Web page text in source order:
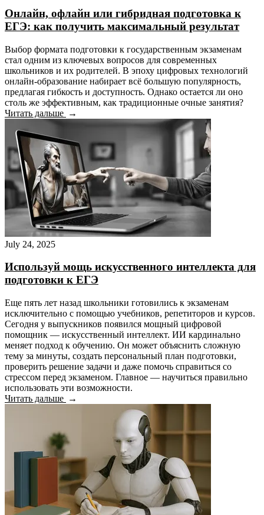
Онлайн, офлайн или гибридная подготовка к
ЕГЭ: как получить максимальный результат
Выбор формата подготовки к государственным экзаменам
стал одним из ключевых вопросов для современных
школьников и их родителей. В эпоху цифровых технологий
онлайн-образование набирает всё большую популярность,
предлагая гибкость и доступность. Однако остается ли оно
столь же эффективным, как традиционные очные занятия?
Читать дальше
July 24, 2025
Используй мощь искусственного интеллекта для
подготовки к ЕГЭ
Еще пять лет назад школьники готовились к экзаменам
исключительно с помощью учебников, репетиторов и курсов.
Сегодня у выпускников появился мощный цифровой
помощник — искусственный интеллект. ИИ кардинально
меняет подход к обучению. Он может объяснить сложную
тему за минуты, создать персональный план подготовки,
проверить решение задачи и даже помочь справиться со
стрессом перед экзаменом. Главное — научиться правильно
использовать эти возможности.
Читать дальше